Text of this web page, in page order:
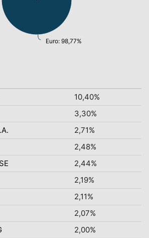
Euro: 98,77%
10,40%
3,30%
2,71%
2,48%
2,44%
2,19%
2,11%
2,07%
2,00%